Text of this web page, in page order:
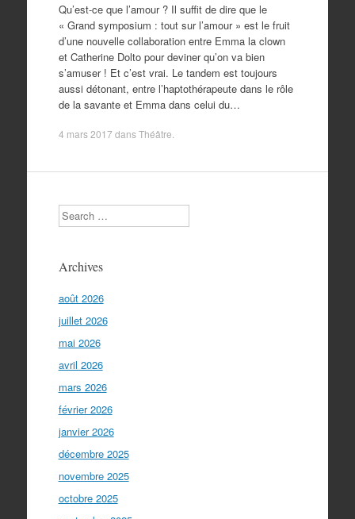
Qu’est-ce que l’amour ? Il suffit de dire que le
« Grand symposium : tout sur l’amour » est le fruit
d’une nouvelle collaboration entre Emma la clown
et Catherine Dolto pour deviner qu’on va bien
s’amuser ! Et c’est vrai. Le tandem est toujours
aussi détonant, entre l’haptothérapeute dans le rôle
de la savante et Emma dans celui du…
4 mars 2017 dansThéâtre
Search
Archives
août 2026
juillet 2026
mai 2026
avril 2026
mars 2026
février 2026
janvier 2026
décembre 2025
novembre 2025
octobre 2025